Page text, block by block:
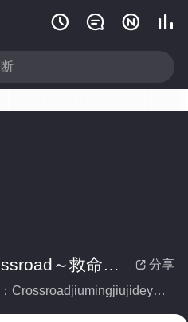
   
 分享
Crossroad～救命救急的约定～
别名：Crossroadjiumingjiujideyueding